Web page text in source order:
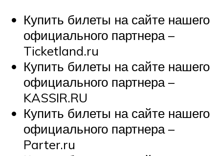
Купить билеты на сайте нашего
официального партнера –
Ticketland.ru
Купить билеты на сайте нашего
официального партнера –
KASSIR.RU
Купить билеты на сайте нашего
официального партнера –
Parter.ru